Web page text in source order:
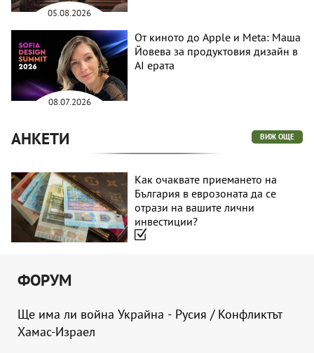
05.08.2026
08.07.2026
От киното до Apple и Meta: Маша
Йовева за продуктовия дизайн в
AI ерата
АНКЕТИ ВИЖ ОЩЕ
Как очаквате приемането на
България в еврозоната да се
отрази на вашите лични
инвестиции?
ФОРУМ
Ще има ли война Украйна - Русия / Конфликтът
Хамас-Израел